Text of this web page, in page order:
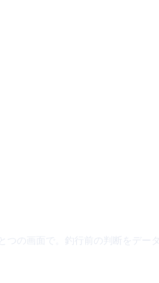
の画面で。釣行前の判断をデー